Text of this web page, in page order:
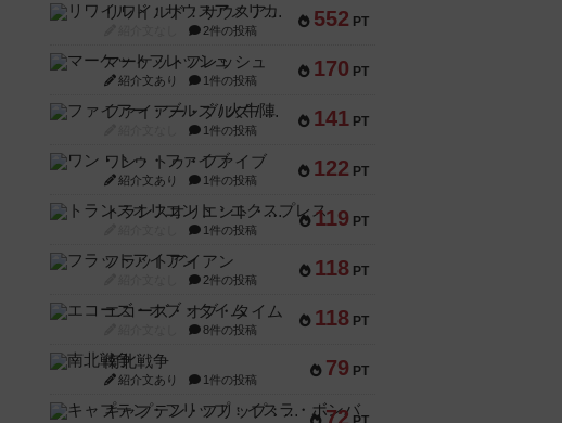
552 PT
リワイルド：サウスアメリカ
2件の投稿
170 PT
マーケットフレッシュ
紹介文あり 1件の投稿
141 PT
ファイアー・ブルズ / 火牛陣
1件の投稿
122 PT
ワン・トゥ・ファイブ
紹介文あり 1件の投稿
119 PT
トランスオリエント・エクスプレス
1件の投稿
118 PT
フラットアイアン
2件の投稿
118 PT
エコーズ・オブ・タイム
8件の投稿
79 PT
南北戦争
紹介文あり 1件の投稿
72
キャプテン・フリップ：イスラ・ボンバ